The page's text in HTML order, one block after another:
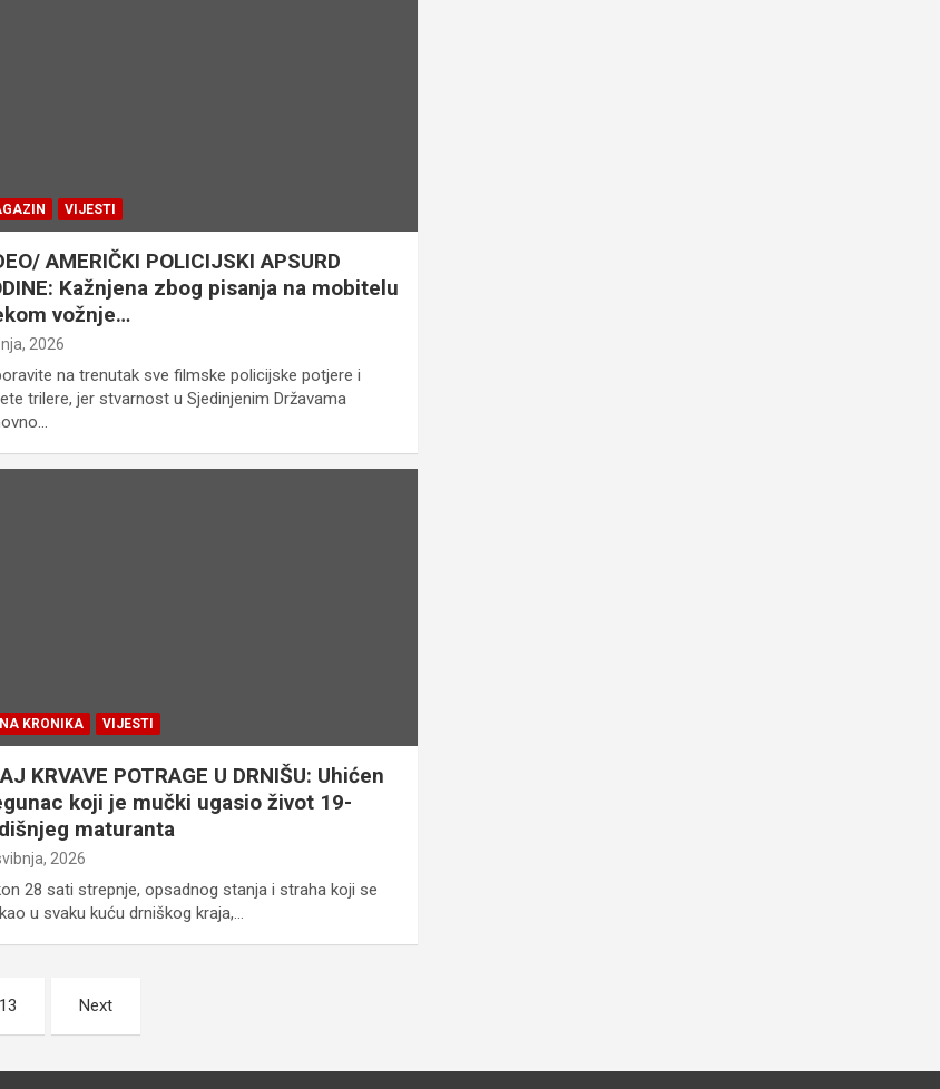
VIJESTI
AMERIČKI POLICIJSKI APSURD
Kažnjena zbog pisanja na mobitelu
vožnje…
2026
na trenutak sve filmske policijske potjere i
trilere, jer stvarnost u Sjedinjenim Državama
KRONIKA VIJESTI
KRVAVE POTRAGE U DRNIŠU: Uhićen
koji je mučki ugasio život 19-
maturanta
2026
28 sati strepnje, opsadnog stanja i straha koji se
u svaku kuću drniškog kraja,…
13 Next